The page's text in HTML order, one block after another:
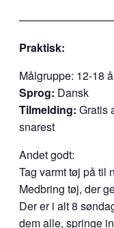
Praktisk:
Målgruppe: 12-18
Sprog: Dansk
Tilmelding:Gratis
snarest
Andet godt:
Tag varmt tøj på til
Medbring tøj, der
Der er i alt 8
dem alle, springe